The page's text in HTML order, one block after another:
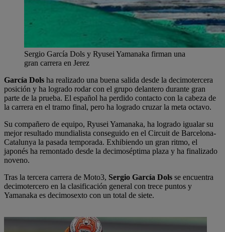
Sergio García Dols y Ryusei Yamanaka firman una
gran carrera en Jerez
García Dols ha realizado una buena salida desde la decimotercera
posición y ha logrado rodar con el grupo delantero durante gran
parte de la prueba. El español ha perdido contacto con la cabeza de
la carrera en el tramo final, pero ha logrado cruzar la meta octavo.
Su compañero de equipo, Ryusei Yamanaka, ha logrado igualar su
mejor resultado mundialista conseguido en el Circuit de Barcelona-
Catalunya la pasada temporada. Exhibiendo un gran ritmo, el
japonés ha remontado desde la decimoséptima plaza y ha finalizado
noveno.
Tras la tercera carrera de Moto3, Sergio García Dols se encuentra
decimotercero en la clasificación general con trece puntos y
Yamanaka es decimosexto con un total de siete.